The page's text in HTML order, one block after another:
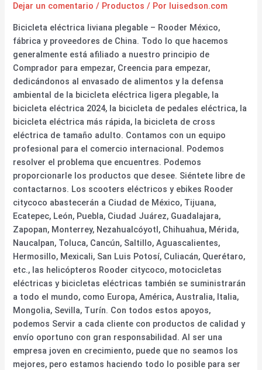
Dejar un comentario / Productos / Por luisedson.com
Bicicleta eléctrica liviana plegable – Rooder México,
fábrica y proveedores de China. Todo lo que hacemos
generalmente está afiliado a nuestro principio de
Comprador para empezar, Creencia para empezar,
dedicándonos al envasado de alimentos y la defensa
ambiental de la bicicleta eléctrica ligera plegable, la
bicicleta eléctrica 2024, la bicicleta de pedales eléctrica, la
bicicleta eléctrica más rápida, la bicicleta de cross
eléctrica de tamaño adulto. Contamos con un equipo
profesional para el comercio internacional. Podemos
resolver el problema que encuentres. Podemos
proporcionarle los productos que desee. Siéntete libre de
contactarnos. Los scooters eléctricos y ebikes Rooder
citycoco abastecerán a Ciudad de México, Tijuana,
Ecatepec, León, Puebla, Ciudad Juárez, Guadalajara,
Zapopan, Monterrey, Nezahualcóyotl, Chihuahua, Mérida,
Naucalpan, Toluca, Cancún, Saltillo, Aguascalientes,
Hermosillo, Mexicali, San Luis Potosí, Culiacán, Querétaro,
etc., las helicópteros Rooder citycoco, motocicletas
eléctricas y bicicletas eléctricas también se suministrarán
a todo el mundo, como Europa, América, Australia, Italia,
Mongolia, Sevilla, Turín. Con todos estos apoyos,
podemos Servir a cada cliente con productos de calidad y
envío oportuno con gran responsabilidad. Al ser una
empresa joven en crecimiento, puede que no seamos los
mejores, pero estamos haciendo todo lo posible para ser